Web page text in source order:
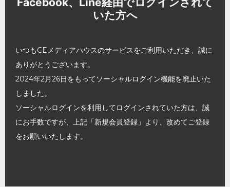
いた方へ
いつもCEメディアハウスのサービスをご利用いただき、誠に
ありがとうございます。
2024年2月26日をもってソーシャルログイン機能を廃止いた
しました。
ソーシャルログインを利用してログインされていた方は、誠
にお手数ですが、上記「新規会員登録」より、改めてご登録
をお願いいたします。